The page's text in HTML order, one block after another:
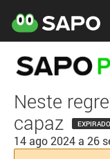
Neste
capaz
EXPIRADO
14 ago 2024 a 26